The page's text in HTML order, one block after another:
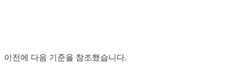
이전에 다음 기준을 참조했습니다.